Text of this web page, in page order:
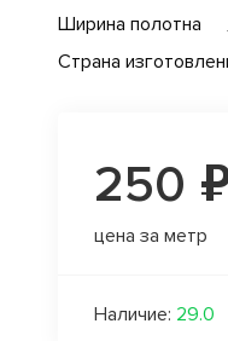
Ширина полотна
Страна
250
цена за метр
Наличие: 29.0